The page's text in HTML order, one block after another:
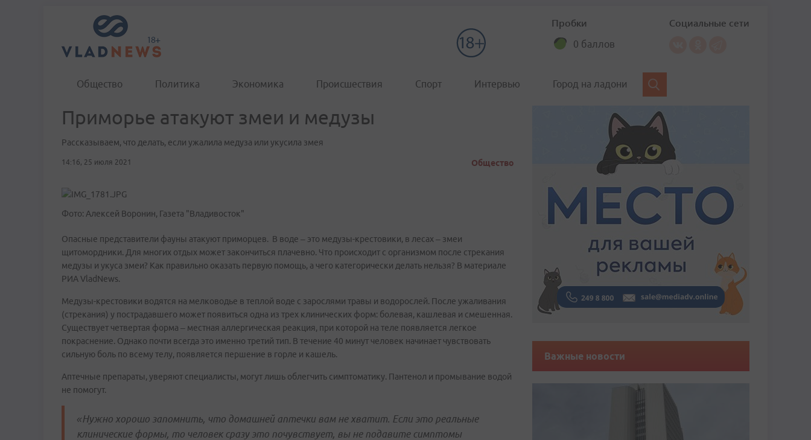
Пробки
0 баллов
Социальные сети
Общество Политика Экономика Происшествия Спорт Интервью Город на ладони
Приморье атакуют змеи и медузы
Рассказываем, что делать, если ужалила медуза или укусила змея
14:16, 25 июля 2021 Общество
Фото: Алексей Воронин, Газета "Владивосток"
Опасные представители фауны атакуют приморцев. В воде – это медузы-крестовики, в лесах – змеи
щитомордники. Для многих отдых может закончиться плачевно. Что происходит с организмом после стрекания
медузы и укуса змеи? Как правильно оказать первую помощь, а чего категорически делать нельзя? В материале
РИА VladNews.
Медузы-крестовики водятся на мелководье в теплой воде с зарослями травы и водорослей. После ужаливания
(стрекания) у пострадавшего может появиться одна из трех клинических форм: болевая, кашлевая и смешенная.
Существует четвертая форма – местная аллергическая реакция, при которой на теле появляется легкое
покраснение. Однако почти всегда это именно третий тип. В течение 40 минут человек начинает чувствовать
сильную боль по всему телу, появляется першение в горле и кашель.
Аптечные препараты, уверяют специалисты, могут лишь облегчить симптоматику. Пантенол и промывание водой
не помогут.
«Нужно хорошо запомнить, что домашней аптечки вам не хватит. Если это реальные
клинические формы, то человек сразу это почувствует, вы не подавите симптомы
Важные новости